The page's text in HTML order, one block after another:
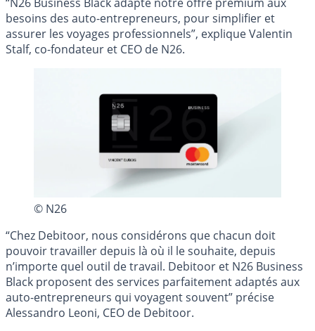
besoins des auto-entrepreneurs, pour simplifier et
assurer les voyages professionnels”, explique Valentin
Stalf, co-fondateur et CEO de N26.
© N26
“Chez Debitoor, nous considérons que chacun doit
pouvoir travailler depuis là où il le souhaite, depuis
n’importe quel outil de travail. Debitoor et N26 Business
Black proposent des services parfaitement adaptés aux
auto-entrepreneurs qui voyagent souvent” précise
Alessandro Leoni, CEO de Debitoor.